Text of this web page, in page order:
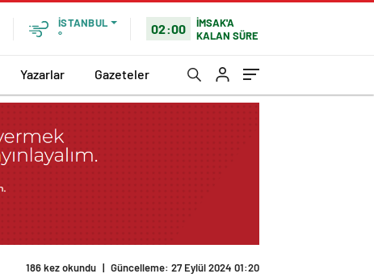
İSTANBUL
°
02:00
İMSAK'A
KALAN SÜRE
Yazarlar Gazeteler
186 kez okundu | Güncelleme: 27 Eylül 2024 01:20